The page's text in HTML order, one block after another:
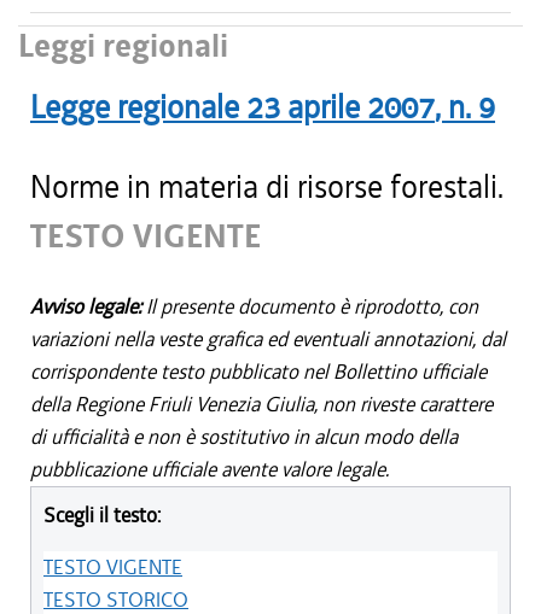
Leggi regionali
Legge regionale 23 aprile 2007, n. 9
Norme in materia di risorse forestali.
TESTO VIGENTE
Avviso legale:Il presente documento è riprodotto, con
variazioni nella veste grafica ed eventuali annotazioni, dal
corrispondente testo pubblicato nel Bollettino ufficiale
della Regione Friuli Venezia Giulia, non riveste carattere
di ufficialità e non è sostitutivo in alcun modo della
pubblicazione ufficiale avente valore legale.
Scegli il testo:
TESTO VIGENTE
TESTO STORICO